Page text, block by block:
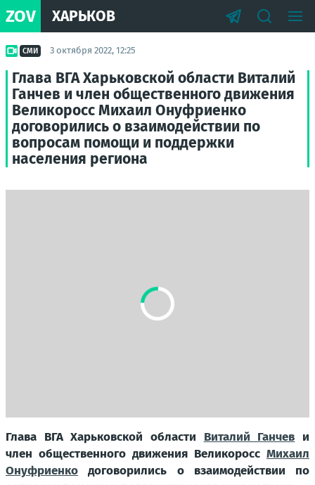
ZOV ХАРЬКОВ
СМИ 3 октября 2022, 12:25
Глава ВГА Харьковской области Виталий
Ганчев и член общественного движения
Великоросс Михаил Онуфриенко
договорились о взаимодействии по
вопросам помощи и поддержки
населения региона
Глава ВГА Харьковской области Виталий Ганчев и
член общественного движения Великоросс Михаил
Онуфриенко договорились о взаимодействии по